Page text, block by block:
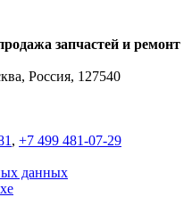
запчастей и ремонт
Россия, 127540
, +7 499 481-07-29
данных